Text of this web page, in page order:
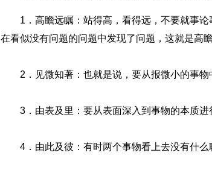
1．高瞻远瞩：站得高，看得远，不要就事
在看似没有问题的问题中发现了问题，这就是高瞻
2．见微知著：也就是说，要从报微小的事
3．由表及里：要从表面深入到事物的本质进
4．由此及彼：有时两个事物看上去没有什